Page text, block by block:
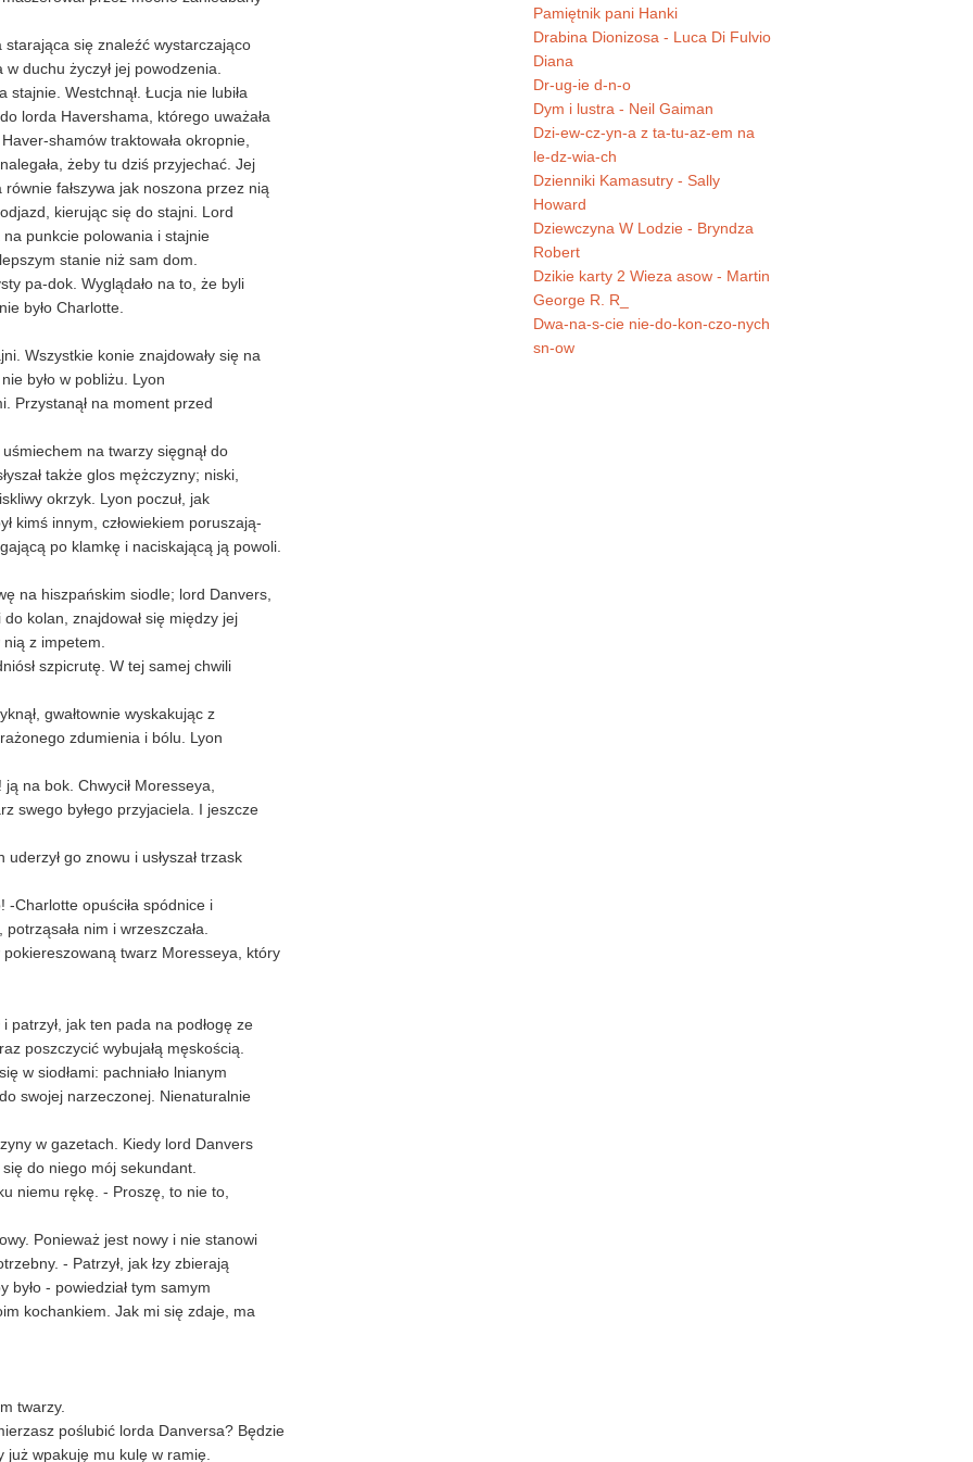
Pamiętnik pani Hanki
Drabina Dionizosa - Luca Di Fulvio
Diana
Dr-ug-ie d-n-o
Dym i lustra - Neil Gaiman
Dzi-ew-cz-yn-a z ta-tu-az-em na
le-dz-wia-ch
Dzienniki Kamasutry - Sally
Howard
Dziewczyna W Lodzie - Bryndza
Robert
Dzikie karty 2 Wieza asow - Martin
George R. R_
Dwa-na-s-cie nie-do-kon-czo-nych
sn-ow